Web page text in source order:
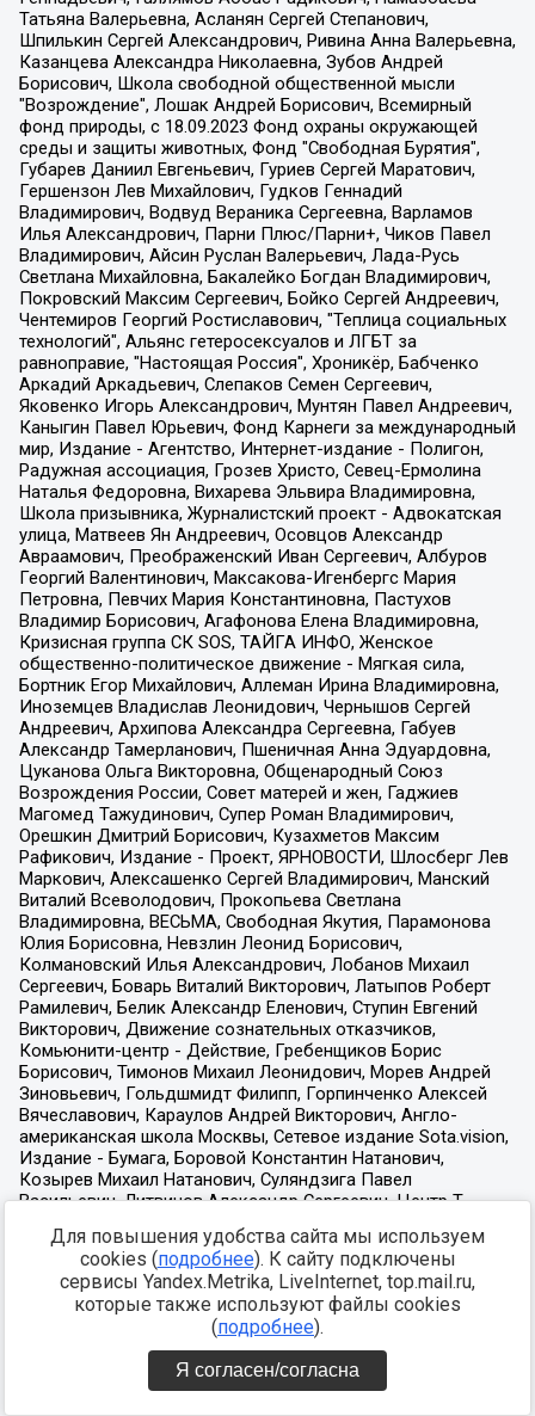
Для повышения удобства сайта мы используем
cookies (подробнее). К сайту подключены
сервисы Yandex.Metrika, LiveInternet, top.mail.ru,
которые также используют файлы cookies
(подробнее).
Я согласен/согласна